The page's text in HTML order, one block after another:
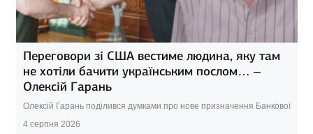
Переговори зі США вестиме людина, яку там
не хотіли бачити українським послом… –
Олексій Гарань
Олексій Гарань поділився думками про нове призначення Банкової
4 серпня 2026